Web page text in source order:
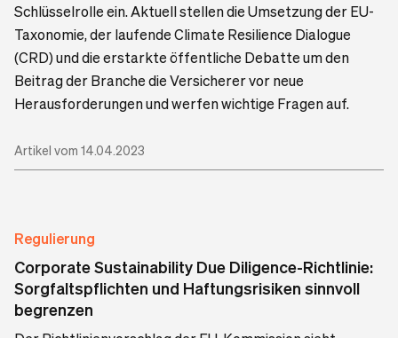
Schlüsselrolle ein. Aktuell stellen die Umsetzung der EU-
Taxonomie, der laufende Climate Resilience Dialogue
(CRD) und die erstarkte öffentliche Debatte um den
Beitrag der Branche die Versicherer vor neue
Herausforderungen und werfen wichtige Fragen auf.
Artikel vom 14.04.2023
Regulierung
Corporate Sustainability Due Diligence-Richtlinie:
Sorgfaltspflichten und Haftungsrisiken sinnvoll
begrenzen